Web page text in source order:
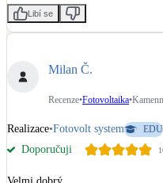
Přeji spoustu dalších
Michal Růžička
Libí se
Milan Č.
Recenze•Fotovoltaika•
Realizace•Fotovolt system EDU
Doporučuji